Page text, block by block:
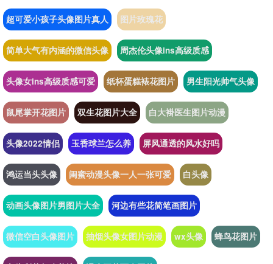
超可爱小孩子头像图片真人 图片玫瑰花
简单大气有内涵的微信头像 周杰伦头像ins高级质感
头像女ins高级质感可爱 纸杯蛋糕裱花图片 男生阳光帅气头像
鼠尾掌开花图片 双生花图片大全 白大褂医生图片动漫
头像2022情侣 玉香球兰怎么养 屏风通透的风水好吗
鸿运当头头像 闺蜜动漫头像一人一张可爱 白头像
动画头像图片男图片大全 河边有些花简笔画图片
微信空白头像图片 抽烟头像女图片动漫 wx头像 蜂鸟花图片